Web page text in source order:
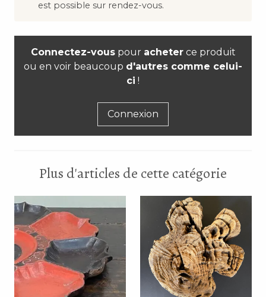
est possible sur rendez-vous.
Connectez-vouspour acheterce produit
ou en voir beaucoup d'autres comme celui-
ci !
Connexion
Plus d'articles de cette catégorie